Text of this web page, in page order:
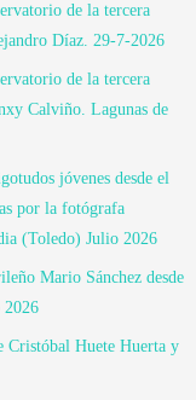
de la tercera
Díaz. 29-7-2026
de la tercera
Calviño. Lagunas de
jóvenes desde el
por la fotógrafa
(Toledo) Julio 2026
Mario Sánchez desde
2026
Cristóbal Huete Huerta y